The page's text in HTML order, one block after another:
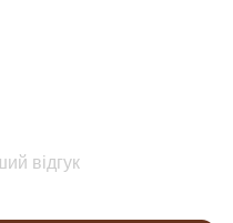
відгук